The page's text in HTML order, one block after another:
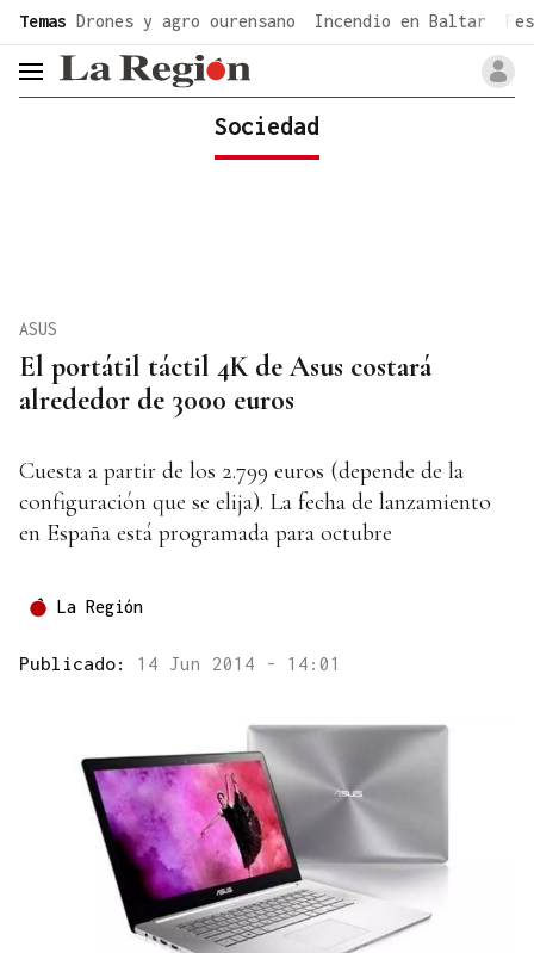
Temas Drones y agro ourensano Incendio en Baltar
header.menu.open
Sociedad
El portátil táctil 4K de Asus costará
alrededor de 3000 euros
ASUS
Cuesta a partir de los 2.799 euros (depende de la
configuración que se elija). La fecha de lanzamiento
en España está programada para octubre
La Región
Publicado: 14 Jun 2014 - 14:01